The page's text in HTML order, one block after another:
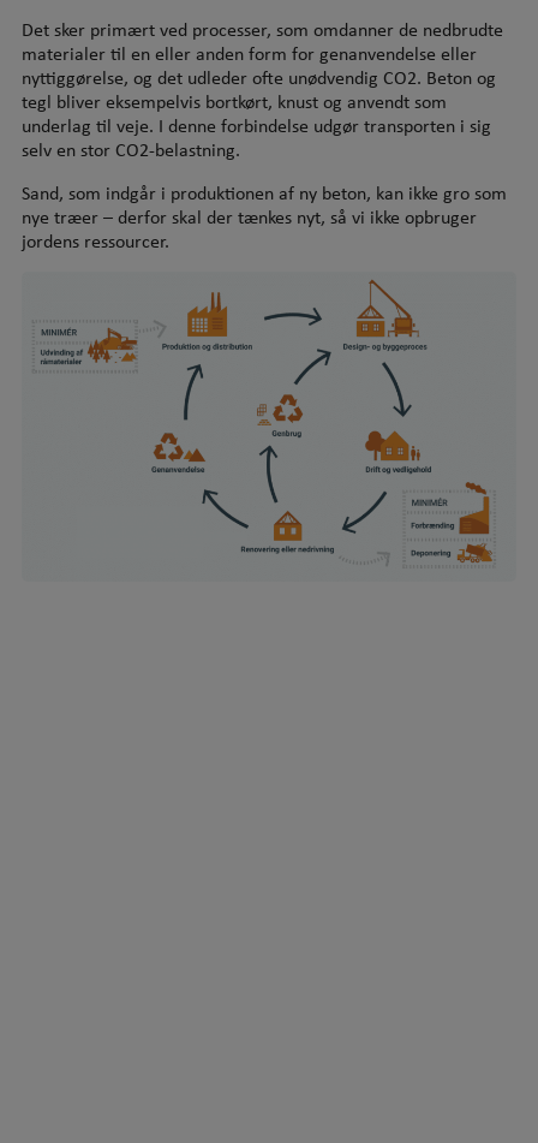
Det sker primært ved processer, som omdanner de nedbrudte
materialer til en eller anden form for genanvendelse eller
nyttiggørelse, og det udleder ofte unødvendig CO2. Beton og
tegl bliver eksempelvis bortkørt, knust og anvendt som
underlag til veje. I denne forbindelse udgør transporten i sig
selv en stor CO2-belastning.
Sand, som indgår i produktionen af ny beton, kan ikke gro som
nye træer – derfor skal der tænkes nyt, så vi ikke opbruger
jordens ressourcer.